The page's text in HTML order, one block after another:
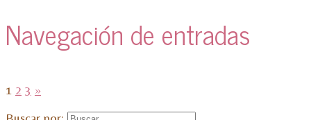
Navegación de entradas
1 2 3 »